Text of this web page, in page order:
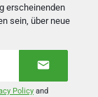
erscheinenden
sein, über neue
Policy and